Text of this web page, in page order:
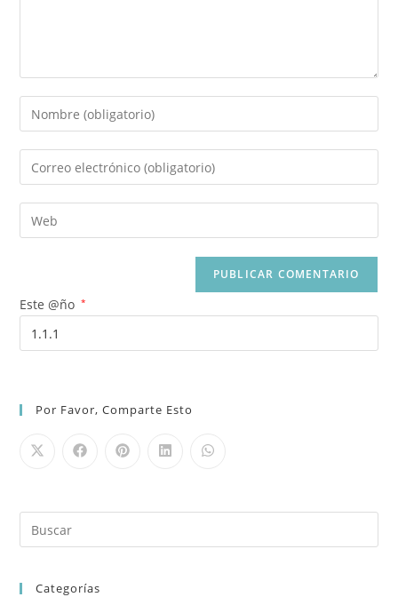
Este @ño *
Por Favor, Comparte Esto
Categorías